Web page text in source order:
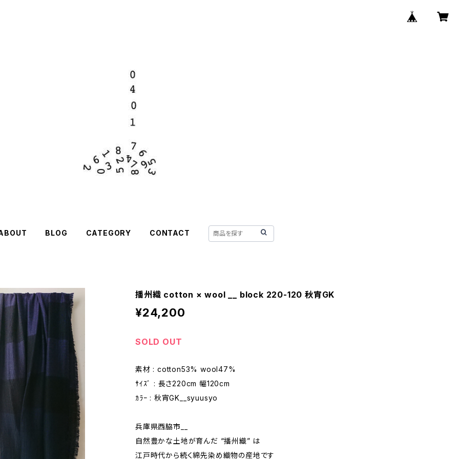
BLOG CATEGORY CONTACT
播州織 cotton × wool __ block 220-120 秋宵GK
¥24,200
SOLD OUT
素材 : cotton53% wool47%
ｻｲｽﾞ : 長さ220cm 幅120cm
ｶﾗｰ : 秋宵GK__syuusyo
兵庫県西脇市__
自然豊かな土地が育んだ “播州織” は
江戸時代から続く綿先染め織物の産地です